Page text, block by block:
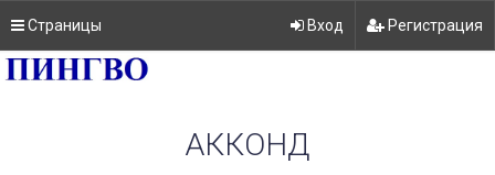
Страницы Вход Регистрация
АККОНД